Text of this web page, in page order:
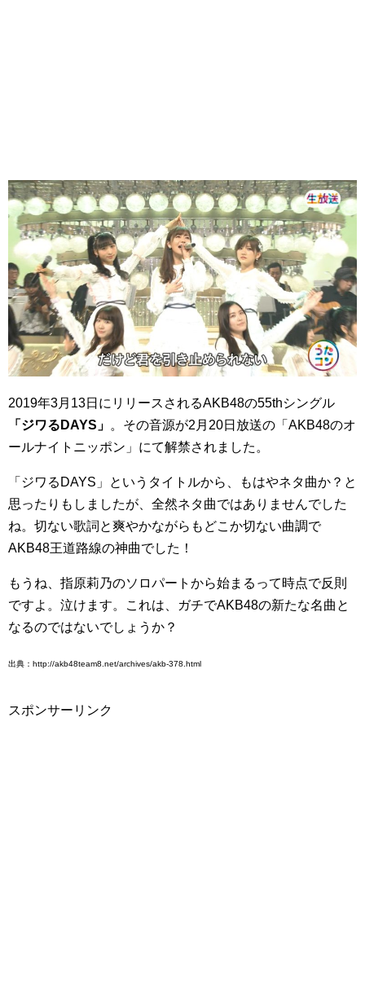
2019年3月13日にリリースされるAKB48の55thシングル
「ジワるDAYS」 。その音源が2月20日放送の「AKB48のオ
ールナイトニッポン」にて解禁されました。
「ジワるDAYS」というタイトルから、もはやネタ曲か？と
思ったりもしましたが、全然ネタ曲ではありませんでした
ね。切ない歌詞と爽やかながらもどこか切ない曲調で
AKB48王道路線の神曲でした！
もうね、指原莉乃のソロパートから始まるって時点で反則
ですよ。泣けます。これは、ガチでAKB48の新たな名曲と
なるのではないでしょうか？
出典：http://akb48team8.net/archives/akb-378.html
スポンサーリンク